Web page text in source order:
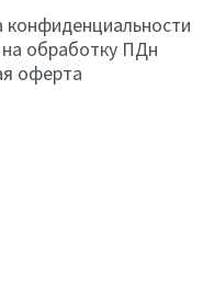
конфиденциальности
на обработку ПДн
оферта